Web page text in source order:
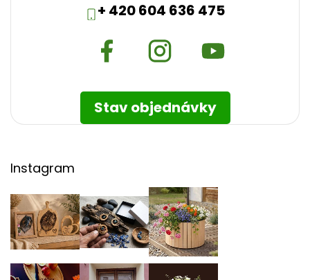
+ 420 604 636 475
Stav objednávky
Instagram